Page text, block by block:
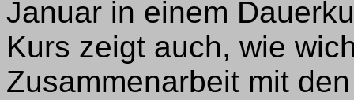
Januar in einem
Kurs zeigt auch, wie
Zusammenarbeit mit